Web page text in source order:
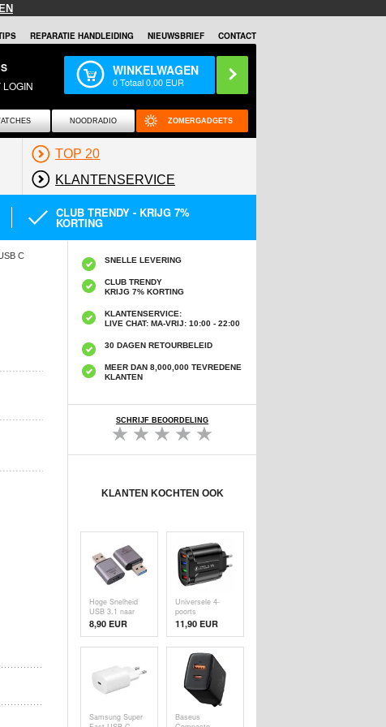
REPARATIE HANDLEIDING NIEUWSBRIEF CONTACT
WINKELWAGEN
0Totaal0,00 EUR
NOODRADIO ZOMERGADGETS
TOP 20
KLANTENSERVICE
CLUB TRENDY - KRIJG 7%
KORTING
C
SNELLE LEVERING
CLUB TRENDY
KRIJG 7% KORTING
KLANTENSERVICE:
LIVE CHAT: MA-VRIJ: 10:00 - 22:00
30 DAGEN RETOURBELEID
MEER DAN 8,000,000 TEVREDENE
KLANTEN
SCHRIJF BEOORDELING
KLANTEN KOCHTEN OOK
Hoge Snelheid
USB 3.1 naar
USB-C OTG
Adapter - 10Gbps
8,90 EUR
Universele 4-
poorts
snelladende
USB-
lichtnetadapter -
48W - zwart
11,90 EUR
Samsung Super
Baseus